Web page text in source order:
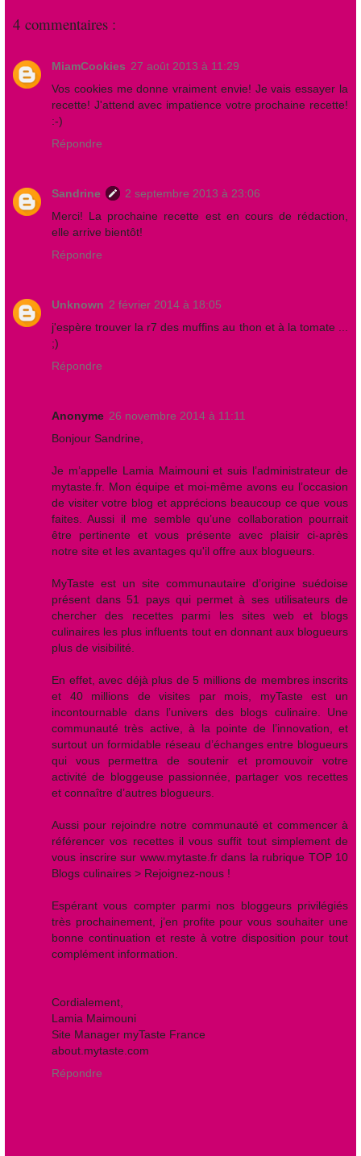
4 commentaires :
MiamCookies 27 août 2013 à 11:29
Vos cookies me donne vraiment envie! Je vais essayer la
recette! J'attend avec impatience votre prochaine recette!
:-)
Répondre
Sandrine
2 septembre 2013 à 23:06
Merci! La prochaine recette est en cours de rédaction,
elle arrive bientôt!
Répondre
Unknown 2 février 2014 à 18:05
j'espère trouver la r7 des muffins au thon et à la tomate ...
;)
Répondre
Anonyme 26 novembre 2014 à 11:11
Bonjour Sandrine,
Je m’appelle Lamia Maimouni et suis l’administrateur de
mytaste.fr. Mon équipe et moi-même avons eu l’occasion
de visiter votre blog et apprécions beaucoup ce que vous
faites. Aussi il me semble qu’une collaboration pourrait
être pertinente et vous présente avec plaisir ci-après
notre site et les avantages qu'il offre aux blogueurs.
MyTaste est un site communautaire d’origine suédoise
présent dans 51 pays qui permet à ses utilisateurs de
chercher des recettes parmi les sites web et blogs
culinaires les plus influents tout en donnant aux blogueurs
plus de visibilité.
En effet, avec déjà plus de 5 millions de membres inscrits
et 40 millions de visites par mois, myTaste est un
incontournable dans l’univers des blogs culinaire. Une
communauté très active, à la pointe de l’innovation, et
surtout un formidable réseau d’échanges entre blogueurs
qui vous permettra de soutenir et promouvoir votre
activité de bloggeuse passionnée, partager vos recettes
et connaître d’autres blogueurs.
Aussi pour rejoindre notre communauté et commencer à
référencer vos recettes il vous suffit tout simplement de
vous inscrire sur www.mytaste.fr dans la rubrique TOP 10
Blogs culinaires > Rejoignez-nous !
Espérant vous compter parmi nos bloggeurs privilégiés
très prochainement, j’en profite pour vous souhaiter une
bonne continuation et reste à votre disposition pour tout
complément information.
Cordialement,
Lamia Maimouni
Site Manager myTaste France
about.mytaste.com
Répondre